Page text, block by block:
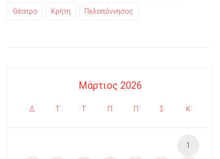
Θέατρο Κρήτη Πελοπόννησος
Μάρτιος 2026
Δ Τ Τ Π Π Σ Κ
1